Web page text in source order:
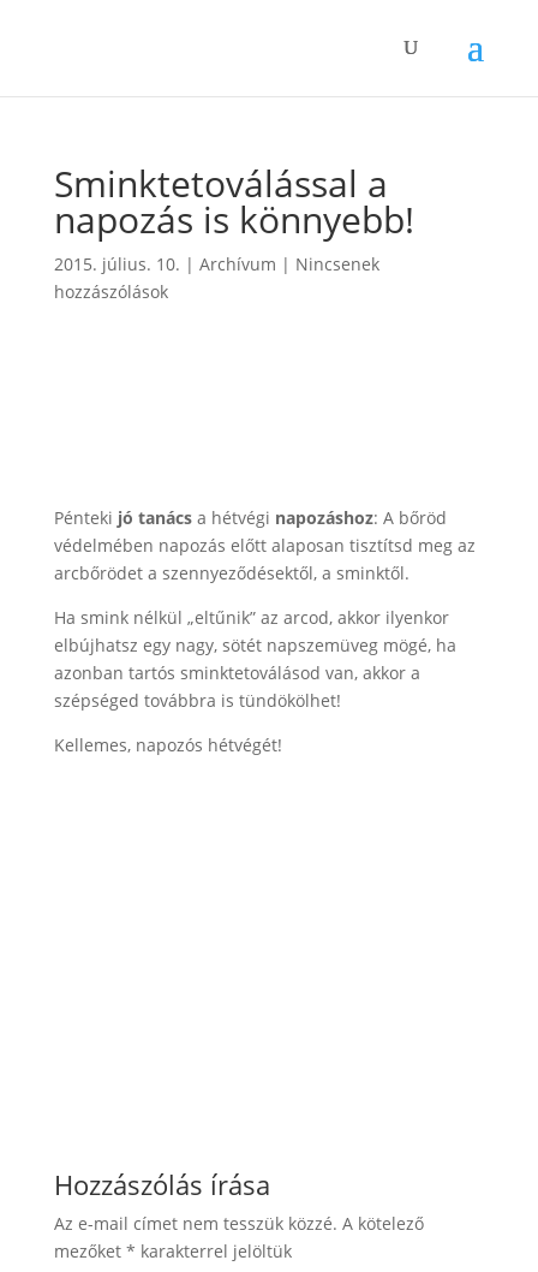
Sminktetoválással a
napozás is könnyebb!
2015. július. 10. | Archívum | Nincsenek
hozzászólások
Pénteki jó tanácsa hétvégi napozáshoz: A bőröd
védelmében napozás előtt alaposan tisztítsd meg az
arcbőrödet a szennyeződésektől, a sminktől.
Ha smink nélkül „eltűnik” az arcod, akkor ilyenkor
elbújhatsz egy nagy, sötét napszemüveg mögé, ha
azonban tartós sminktetoválásod van, akkor a
szépséged továbbra is tündökölhet!
Kellemes, napozós hétvégét!
Hozzászólás írása
Az e-mail címet nem tesszük közzé. A kötelező
mezőket * karakterrel jelöltük